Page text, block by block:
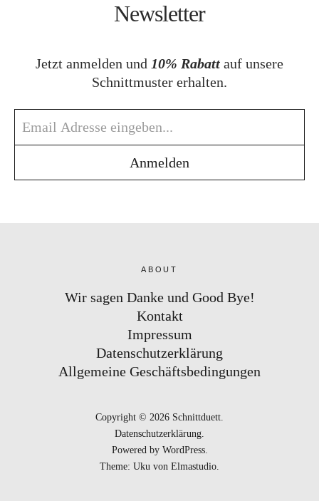
Newsletter
Jetzt anmelden und 10% Rabatt auf unsere
Schnittmuster erhalten.
ABOUT
Wir sagen Danke und Good Bye!
Kontakt
Impressum
Datenschutzerklärung
Allgemeine Geschäftsbedingungen
Copyright © 2026 Schnittduett
Datenschutzerklärung
Powered by WordPress
Theme: Uku von Elmastudio